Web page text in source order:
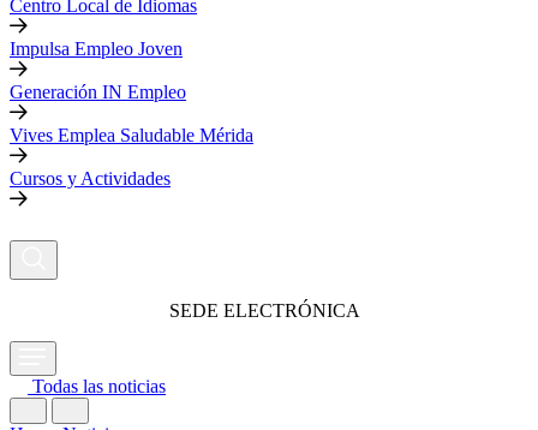
Centro Local de Idiomas
Impulsa Empleo Joven
Generación IN Empleo
Vives Emplea Saludable Mérida
Cursos y Actividades
SEDE ELECTRÓNICA
Todas las noticias